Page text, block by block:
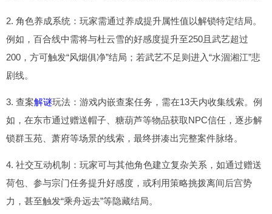
2. 角色养成系统：玩家需通过养成提升属性值以解锁特定结局。
例如，百合线中需将与杜云雪的好感度提升至250且武艺超过
200，方可触发“风烟俱净”结局；若武艺不足则进入“水涸湘江”悲
剧线。
3. 查案解谜玩法：游戏内嵌查案任务，需在13天内收集线索。例
如，在东市通过赠送帽子、糖葫芦等物品获取NPC信任，逐步解
锁群玉苑、萧府等场景的线索，最终拼凑出完整案件脉络。
4. 社交互动机制：玩家可与其他角色建立复杂关系，如通过赠送
荷包、参与宗门任务提升好感度，或利用策略挑拨离间后宫势
力，甚至触发“乘舟远去”等隐藏结局。